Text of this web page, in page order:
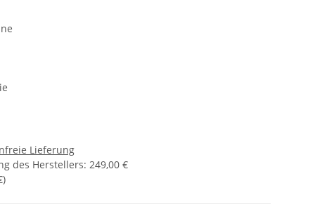
Lieferung
des Herstellers: 249,00 €
)